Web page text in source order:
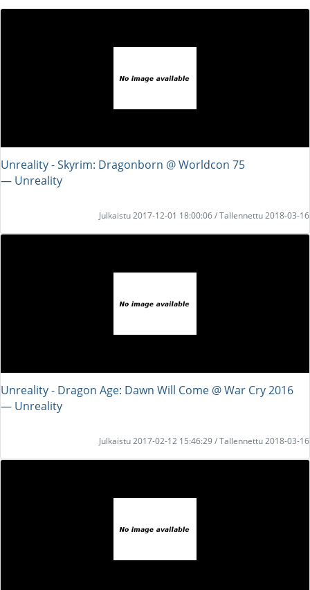
Unreality - Skyrim: Dragonborn @ Worldcon 75
― Unreality
Julkaistu 2017-12-01 18:00:06 / Tallennettu 2018-03-16
Unreality - Dragon Age: Dawn Will Come @ War Cry 2016
― Unreality
Julkaistu 2017-02-12 15:46:29 / Tallennettu 2018-03-16